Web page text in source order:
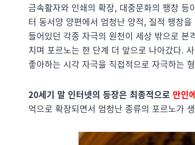
금속활자와 인쇄의 확장, 대중문화의 팽창
터 동서양 양편에서 엄청난 양적, 질적 팽창
들어있던 각종 자극의 원천이 세상 밖으로
치며 포르노는 한 단계 더 앞으로 나아갔다.
좋아하는 시각 자극을 직접적으로 자극하는
20세기 말 인터넷의 등장은 최종적으로 만인
억으로 확장되면서 엄청난 종류의 포르노가